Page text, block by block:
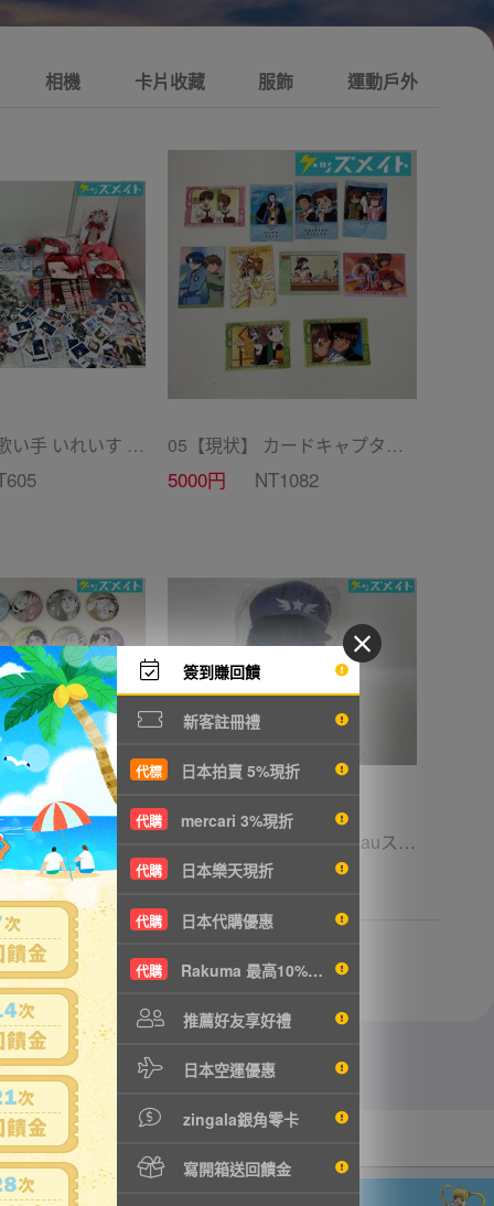
簽到賺回饋
新客註冊禮
代標 日本拍賣 5%現折
代購 mercari 3%現折
代購 日本樂天現折
代購 日本代購優惠
代購 Rakuma 最高10%現折
推薦好友享好禮
日本空運優惠
zingala銀角零卡
寫開箱送回饋金
相機 卡片收藏 服飾 運動戶外
10 【現状】 歌い手 いれいす グッズ まとめ売り ぬいぐるみ バッジ・キーホルダー 紙類 他 05【現状】 カードキャプターさくら CC グッズ まとめ売り カードダス マスターズ 初版 木之本桜 少狼 他
5000円 NT1082
05 【現状】 歌い手 Ado auスマートパスプレミアム コレボレーション コレクション ぬいぐるみ FREEDOM
6067円 NT1312
機車用品